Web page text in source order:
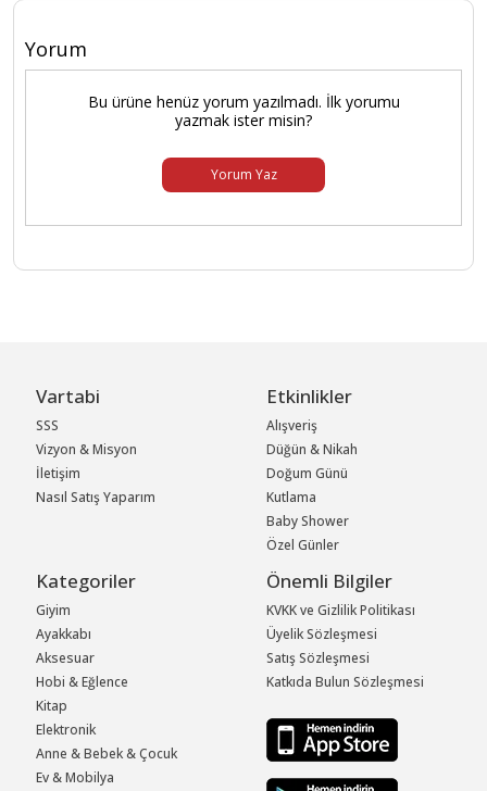
Yorum
Bu ürüne henüz yorum yazılmadı. İlk yorumu
yazmak ister misin?
Yorum Yaz
Vartabi
SSS
Vizyon & Misyon
İletişim
Nasıl Satış Yaparım
Etkinlikler
Alışveriş
Düğün & Nikah
Doğum Günü
Kutlama
Baby Shower
Özel Günler
Kategoriler
Giyim
Ayakkabı
Aksesuar
Hobi & Eğlence
Kitap
Elektronik
Anne & Bebek & Çocuk
Ev & Mobilya
Önemli Bilgiler
KVKK ve Gizlilik Politikası
Üyelik Sözleşmesi
Satış Sözleşmesi
Katkıda Bulun Sözleşmesi